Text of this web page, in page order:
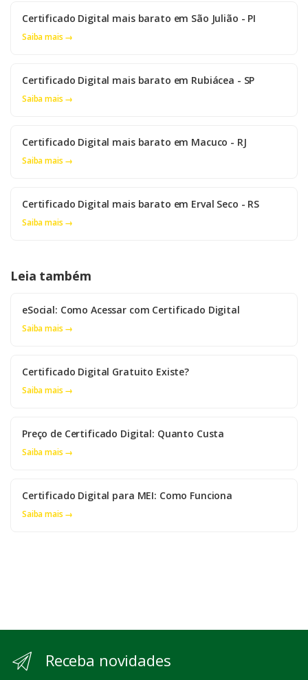
Certificado Digital mais barato em São Julião - PI
Saiba mais →
Certificado Digital mais barato em Rubiácea - SP
Saiba mais →
Certificado Digital mais barato em Macuco - RJ
Saiba mais →
Certificado Digital mais barato em Erval Seco - RS
Saiba mais →
Leia também
eSocial: Como Acessar com Certificado Digital
Saiba mais →
Certificado Digital Gratuito Existe?
Saiba mais →
Preço de Certificado Digital: Quanto Custa
Saiba mais →
Certificado Digital para MEI: Como Funciona
Saiba mais →
Receba novidades